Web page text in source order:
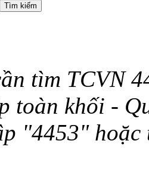
tìm TCVN
toàn khối -
"4453"